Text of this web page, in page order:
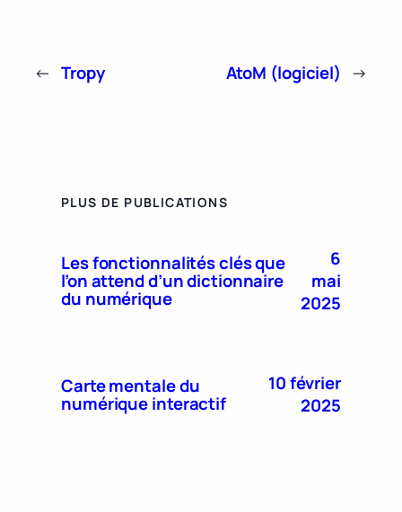
← Tropy AtoM (logiciel) →
PLUS DE PUBLICATIONS
Les fonctionnalités clés que
l’on attend d’un dictionnaire
du numérique
6
mai
2025
Carte mentale du
numérique interactif
10 février
2025